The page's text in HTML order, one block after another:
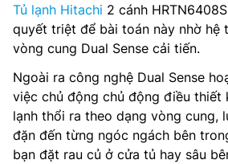
Tủ lạnh Hitachi 2 cánh
quyết triệt để bài toán này nhờ hệ
vòng cung Dual Sense cải tiến.
Ngoài ra công nghệ Dual Sense
việc chủ động chủ động điều thiết
lạnh thổi ra theo dạng vòng cung,
đặn đến từng ngóc ngách bên
bạn đặt rau củ ở cửa tủ hay sâu